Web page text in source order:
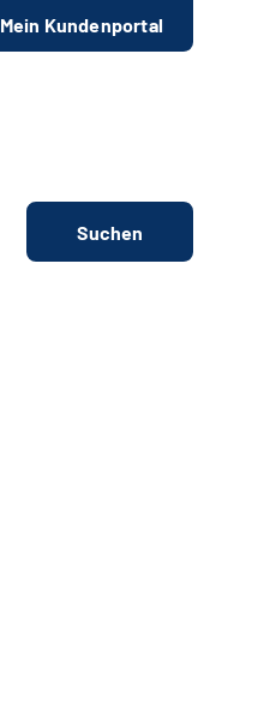
Mein Kundenportal
Suchen